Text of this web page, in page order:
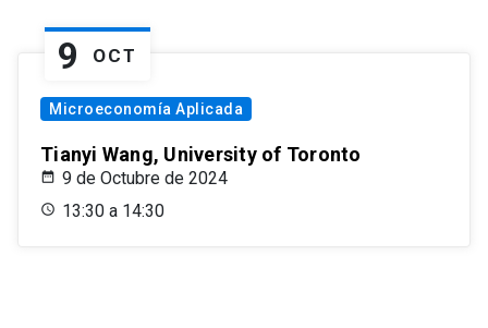
9 OCT
Microeconomía Aplicada
Tianyi Wang, University of Toronto
9 de Octubre de 2024
13:30 a 14:30